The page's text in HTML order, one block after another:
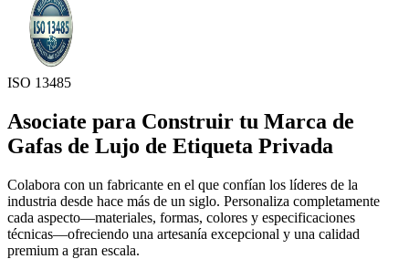
ISO 13485
Asociate para Construir tu Marca de
Gafas de Lujo de Etiqueta Privada
Colabora con un fabricante en el que confían los líderes de la
industria desde hace más de un siglo. Personaliza completamente
cada aspecto—materiales, formas, colores y especificaciones
técnicas—ofreciendo una artesanía excepcional y una calidad
premium a gran escala.